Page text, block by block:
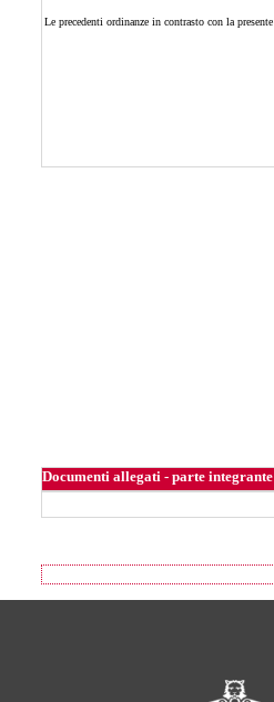
Le precedenti ordinanze in contrasto con la presente
Documenti allegati - parte integrante